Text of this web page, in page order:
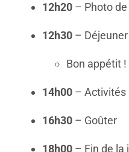
12h20 – Photo
12h30 – Déjeuner
Bon appétit !
14h00 – Activités
16h30 – Goûter
18h00 – Fin de la